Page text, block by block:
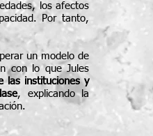
los afectos
Por tanto,
un modelo de
con lo que Jules
las instituciones y
, explicando la